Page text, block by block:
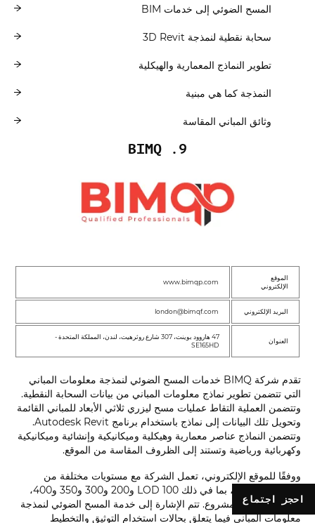
المسح الضوئي إلى خدمات BIM
سحابة نقطية لنمذجة 3D Revit
تطوير النماذج المعمارية والهيكلية
النمذجة كما هي مبنية
وثائق المباني المقاسة
9. BIMQ
الموقع
الإلكتروني
www.bimqp.com
البريد الإلكتروني london@bimqf.com
العنوان
47 هاروود بوينت، 307 شارع روثرهيت، لندن، المملكة المتحدة -
SE165HD
تقدم شركة BIMQ خدمات المسح الضوئي لنمذجة معلومات المباني
التي تتضمن تطوير نماذج معلومات المباني من بيانات السحابة النقطية.
وتتضمن العملية التقاط عمليات مسح ليزري ثلاثي الأبعاد للمباني القائمة
وتحويل تلك البيانات إلى نماذج باستخدام برنامج Autodesk Revit.
وتتضمن النماذج عناصر معمارية وهيكلية وميكانيكية وإنشائية وميكانيكية
وكهربائية ورياضية وتستند إلى الظروف المقاسة من الموقع.
ووفقًا للموقع الإلكتروني، تعمل الشركة مع مستويات مختلفة من
التفاصيل (LOD)، بما في ذلك LOD 100 و200 و300 و350 و400،
وفقًا لمتطلبات المشروع. تتم الإشارة إلى خدمة المسح الضوئي لنمذجة
معلومات المباني فيما يتعلق بحالات استخدام التوثيق والتخطيط
احجز اجتماع